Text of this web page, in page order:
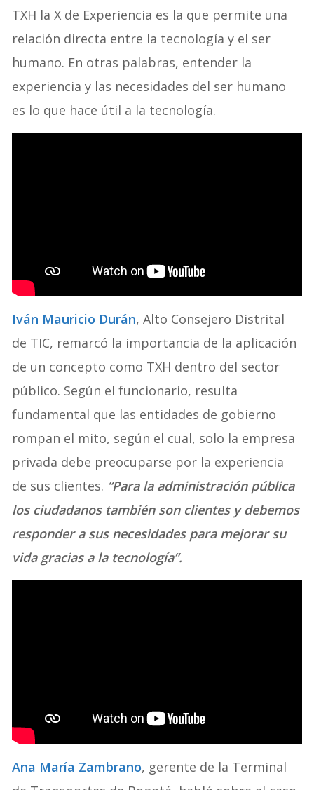
TXH la X de Experiencia es la que permite una
relación directa entre la tecnología y el ser
humano. En otras palabras, entender la
experiencia y las necesidades del ser humano
es lo que hace útil a la tecnología.
Iván Mauricio Durán, Alto Consejero Distrital
de TIC, remarcó la importancia de la aplicación
de un concepto como TXH dentro del sector
público. Según el funcionario, resulta
fundamental que las entidades de gobierno
rompan el mito, según el cual, solo la empresa
privada debe preocuparse por la experiencia
de sus clientes. “Para la administración pública
los ciudadanos también son clientes y debemos
responder a sus necesidades para mejorar su
vida gracias a la tecnología”.
Ana María Zambrano, gerente de la Terminal